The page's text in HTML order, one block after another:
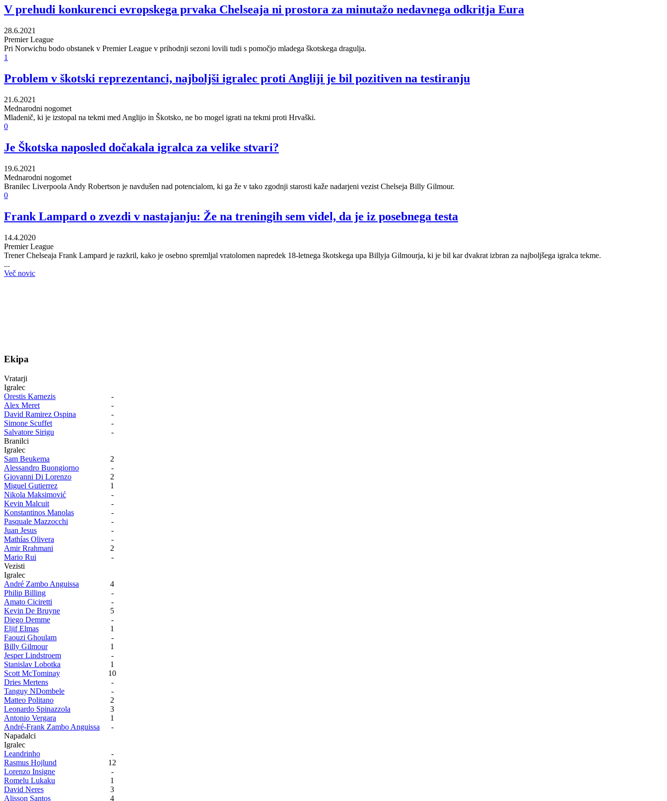
V prehudi konkurenci evropskega prvaka Chelseaja ni prostora za minutažo nedavnega odkritja Eura
28.6.2021
Premier League
Pri Norwichu bodo obstanek v Premier League v prihodnji sezoni lovili tudi s pomočjo mladega škotskega dragulja.
1
Problem v škotski reprezentanci, najboljši igralec proti Angliji je bil pozitiven na testiranju
21.6.2021
Mednarodni nogomet
Mladenič, ki je izstopal na tekmi med Anglijo in Škotsko, ne bo mogel igrati na tekmi proti Hrvaški.
0
Je Škotska naposled dočakala igralca za velike stvari?
19.6.2021
Mednarodni nogomet
Branilec Liverpoola Andy Robertson je navdušen nad potencialom, ki ga že v tako zgodnji starosti kaže nadarjeni vezist Chelseja Billy Gilmour.
0
Frank Lampard o zvezdi v nastajanju: Že na treningih sem videl, da je iz posebnega testa
14.4.2020
Premier League
Trener Chelseaja Frank Lampard je razkril, kako je osebno spremljal vratolomen napredek 18-letnega škotskega upa Billyja Gilmourja, ki je bil kar dvakrat izbran za najboljšega igralca tekme.
...
Več novic
Ekipa
Vratarji
Igralec
Orestis Karnezis
-
Alex Meret
-
David Ramirez Ospina
-
Simone Scuffet
-
Salvatore Sirigu
-
Branilci
Igralec
Sam Beukema
2
Alessandro Buongiorno
-
Giovanni Di Lorenzo
2
Miguel Gutierrez
1
Nikola Maksimović
-
Kevin Malcuit
-
Konstantinos Manolas
-
Pasquale Mazzocchi
-
Juan Jesus
-
Mathías Olivera
-
Amir Rrahmani
2
Mario Rui
-
Vezisti
Igralec
André Zambo Anguissa
4
Philip Billing
-
Amato Ciciretti
-
Kevin De Bruyne
5
Diego Demme
-
Eljif Elmas
1
Faouzi Ghoulam
-
Billy Gilmour
1
Jesper Lindstroem
-
Stanislav Lobotka
1
Scott McTominay
10
Dries Mertens
-
Tanguy NDombele
-
Matteo Politano
2
Leonardo Spinazzola
3
Antonio Vergara
1
André-Frank Zambo Anguissa
-
Napadalci
Igralec
Leandrinho
-
Rasmus Hojlund
12
Lorenzo Insigne
-
Romelu Lukaku
1
David Neres
3
Alisson Santos
4